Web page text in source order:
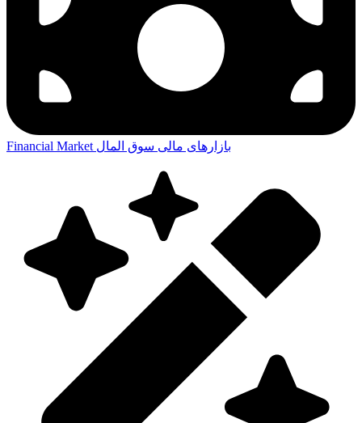
Financial Market بازارهای مالی سوق المال